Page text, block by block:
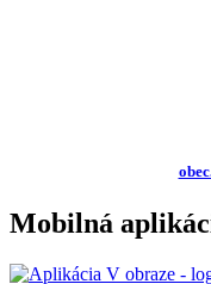
Mobilná